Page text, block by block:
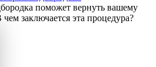
поможет вернуть вашему
заключается эта процедура?